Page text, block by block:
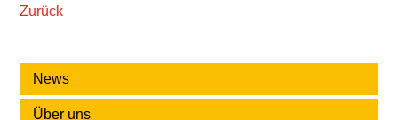
Zurück
News
Über uns